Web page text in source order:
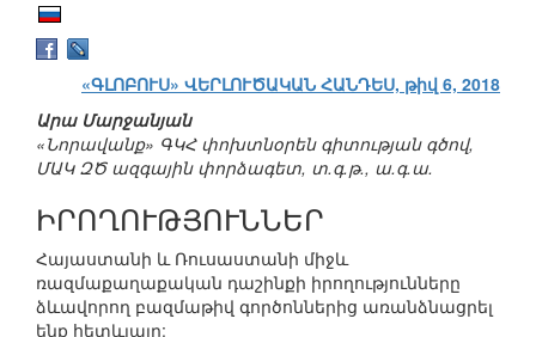
«ԳԼՈԲՈՒՍ» ՎԵՐԼՈՒԾԱԿԱՆ ՀԱՆԴԵՍ, թիվ 6, 2018
Արա Մարջանյան
«Նորավանք» ԳԿՀ փոխտնօրեն գիտության գծով,
ՄԱԿ ԶԾ ազգային փորձագետ, տ.գ.թ., ա.գ.ա.
ԻՐՈՂՈՒԹՅՈՒՆՆԵՐ
Հայաստանի և Ռուսաստանի միջև
ռազմաքաղաքական դաշինքի իրողությունները
ձևավորող բազմաթիվ գործոններից առանձնացրել
ենք հետևյալը: